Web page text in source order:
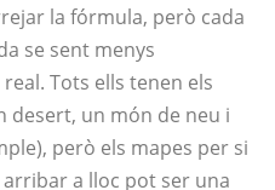
la fórmula, però cada
se sent menys
Tots ells tenen els
desert, un món de neu i
però els mapes per si
a lloc pot ser una